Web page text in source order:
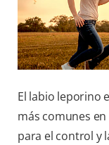
El labio leporino
más comunes
para el control y